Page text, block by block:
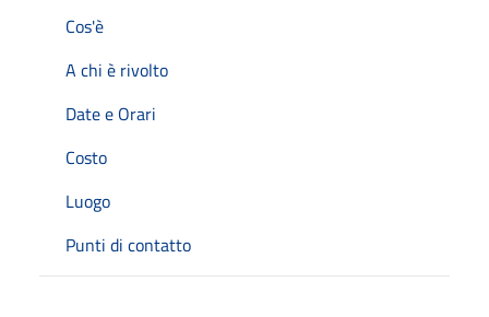
Cos'è
A chi è rivolto
Date e Orari
Costo
Luogo
Punti di contatto